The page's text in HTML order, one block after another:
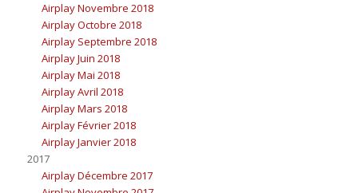
Airplay Novembre 2018
Airplay Octobre 2018
Airplay Septembre 2018
Airplay Juin 2018
Airplay Mai 2018
Airplay Avril 2018
Airplay Mars 2018
Airplay Février 2018
Airplay Janvier 2018
2017
Airplay Décembre 2017